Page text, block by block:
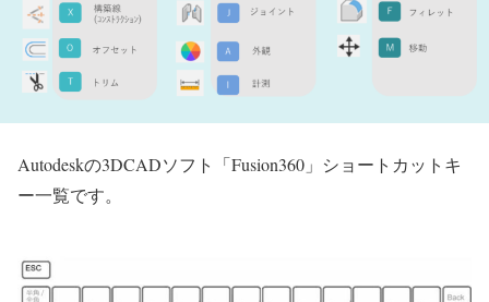
Autodeskの3DCADソフト「Fusion360」ショートカットキ
ー一覧です。